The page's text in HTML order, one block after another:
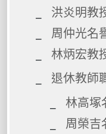
洪炎明教
周仲光名
林炳宏教
退休教師
林高塚
周榮吉